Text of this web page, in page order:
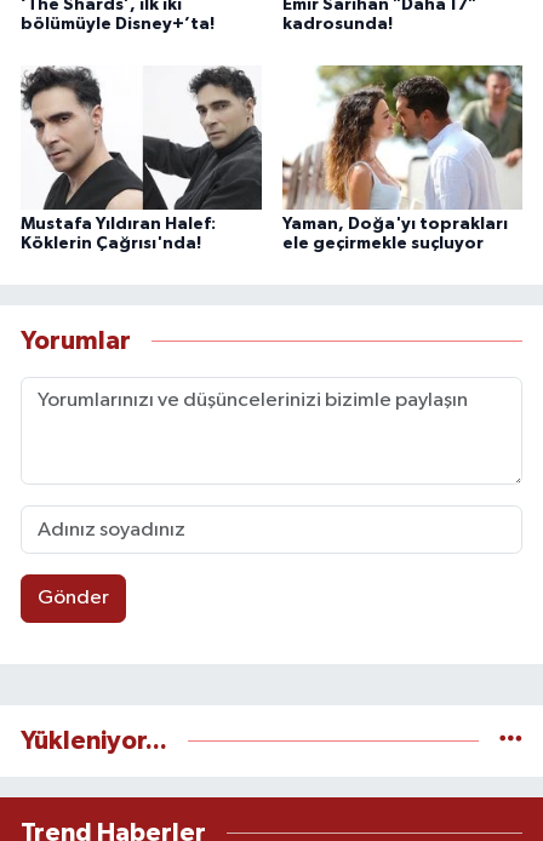
‘The Shards’, ilk iki
bölümüyle Disney+’ta!
Emir Sarıhan "Daha 17"
kadrosunda!
Mustafa Yıldıran Halef:
Köklerin Çağrısı'nda!
Yaman, Doğa'yı toprakları
ele geçirmekle suçluyor
Yorumlar
Gönder
Yükleniyor...
Trend Haberler